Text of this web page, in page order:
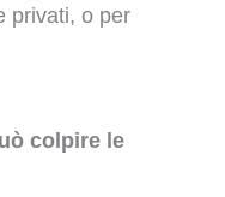
privati, o per
colpire le